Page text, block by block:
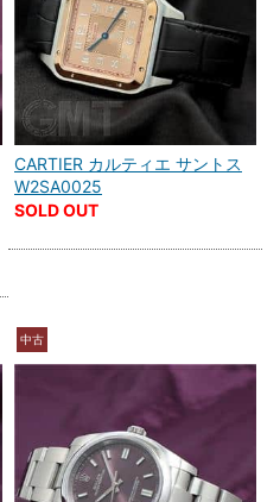
CARTIER カルティエ サントス
W2SA0025
SOLD OUT
中古